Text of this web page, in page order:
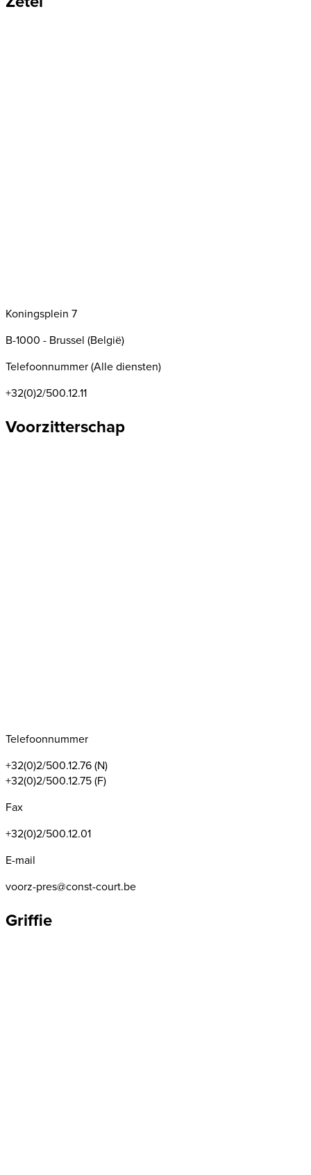
Koningsplein 7
B-1000 - Brussel (België)
Telefoonnummer (Alle diensten)
+32(0)2/500.12.11
Voorzitterschap
Telefoonnummer
+32(0)2/500.12.76 (N)
+32(0)2/500.12.75 (F)
Fax
+32(0)2/500.12.01
E-mail
voorz-pres@const-court.be
Griffie